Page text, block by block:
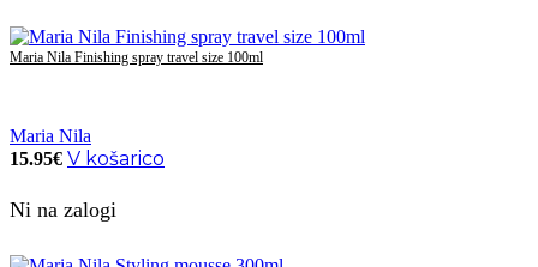
Maria Nila Finishing spray travel size 100ml
Maria Nila
15.95€ V košarico
Ni na zalogi